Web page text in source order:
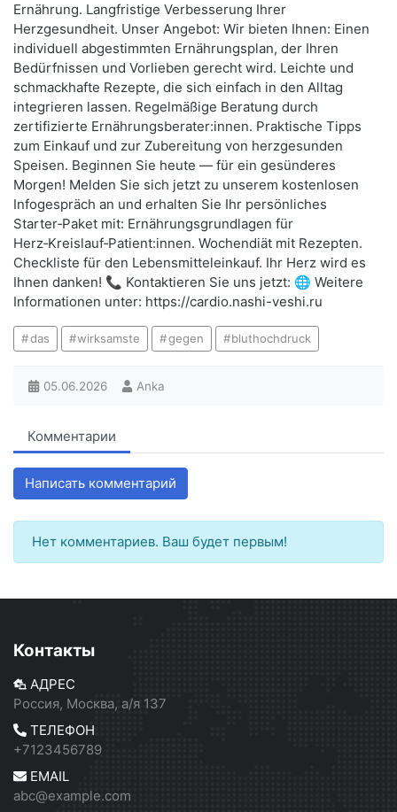
Ernährung. Langfristige Verbesserung Ihrer
Herzgesundheit. Unser Angebot: Wir bieten Ihnen: Einen
individuell abgestimmten Ernährungsplan, der Ihren
Bedürfnissen und Vorlieben gerecht wird. Leichte und
schmackhafte Rezepte, die sich einfach in den Alltag
integrieren lassen. Regelmäßige Beratung durch
zertifizierte Ernährungsberater:innen. Praktische Tipps
zum Einkauf und zur Zubereitung von herzgesunden
Speisen. Beginnen Sie heute — für ein gesünderes
Morgen! Melden Sie sich jetzt zu unserem kostenlosen
Infogespräch an und erhalten Sie Ihr persönliches
Starter‑Paket mit: Ernährungsgrundlagen für
Herz‑Kreislauf‑Patient:innen. Wochendiät mit Rezepten.
Checkliste für den Lebensmitteleinkauf. Ihr Herz wird es
Ihnen danken! 📞 Kontaktieren Sie uns jetzt: 🌐 Weitere
Informationen unter: https://cardio.nashi-veshi.ru
das wirksamste gegen bluthochdruck
05.06.2026 Anka
Комментарии
Написать комментарий
Нет комментариев. Ваш будет первым!
Контакты
АДРЕС
Россия, Москва, а/я 137
ТЕЛЕФОН
+7123456789
EMAIL
abc@example.com